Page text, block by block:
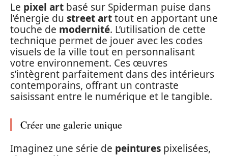
Le pixel art basé sur Spiderman puise dans
l’énergie du street arttout en apportant une
touche de modernité. L’utilisation de cette
technique permet de jouer avec les codes
visuels de la ville tout en personnalisant
votre environnement. Ces œuvres
s’intègrent parfaitement dans des intérieurs
contemporains, offrant un contraste
saisissant entre le numérique et le tangible.
Créer une galerie unique
Imaginez une série de peintures pixelisées,